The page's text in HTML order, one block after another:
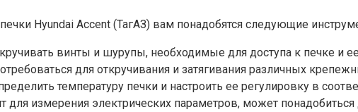
Hyundai Accent (ТагАЗ) вам понадобятся следующие
винты и шурупы, необходимые для доступа к печке и
для откручивания и затягивания различных
температуру печки и настроить ее регулировку в
для измерения электрических параметров, может